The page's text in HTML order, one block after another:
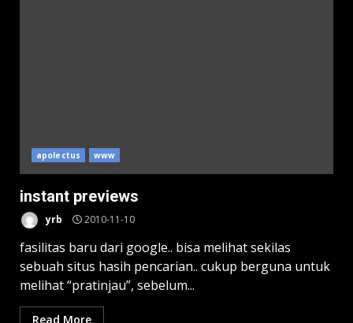
apolectus www
instant previews
yrb 2010-11-10
fasilitas baru dari google.. bisa melihat sekilas
sebuah situs hasih pencarian.. cukup berguna untuk
melihat “pratinjau”, sebelum...
Read More